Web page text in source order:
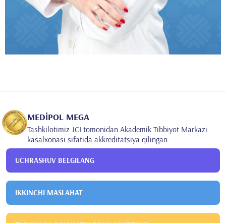
MEDİPOL MEGA
Tashkilotimiz JCI tomonidan Akademik Tibbiyot Markazi
kasalxonasi sifatida akkreditatsiya qilingan.
UCHRASHUV BELGILANG
IKKINCHI MASLAHAT